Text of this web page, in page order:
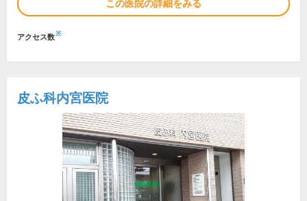
この医院の詳細をみる
アクセス数※
皮ふ科内宮医院